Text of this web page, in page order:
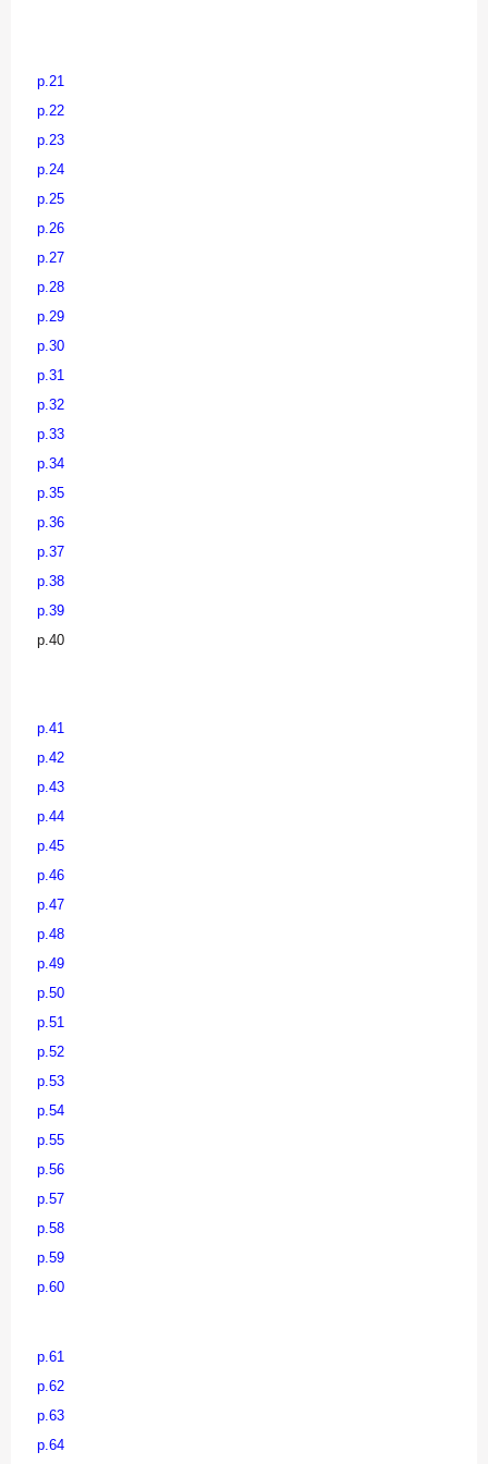
p.21
p.22
p.23
p.24
p.25
p.26
p.27
p.28
p.29
p.30
p.31
p.32
p.33
p.34
p.35
p.36
p.37
p.38
p.39
p.40
p.41
p.42
p.43
p.44
p.45
p.46
p.47
p.48
p.49
p.50
p.51
p.52
p.53
p.54
p.55
p.56
p.57
p.58
p.59
p.60
p.61
p.62
p.63
p.64